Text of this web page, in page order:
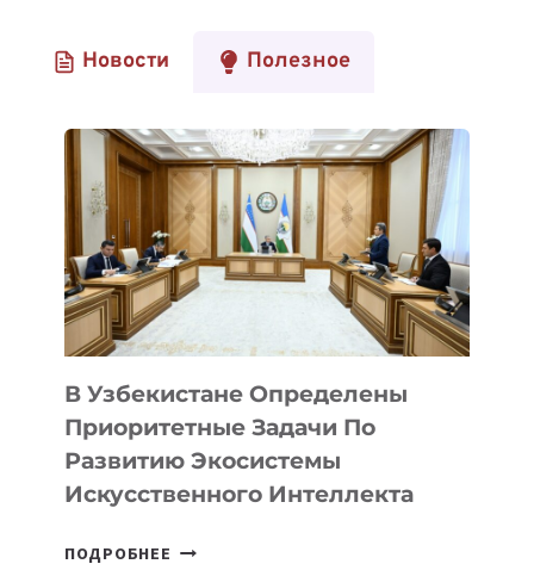
Новости Полезное
В Узбекистане Определены
Приоритетные Задачи По
Развитию Экосистемы
Искусственного Интеллекта
ПОДРОБНЕЕ